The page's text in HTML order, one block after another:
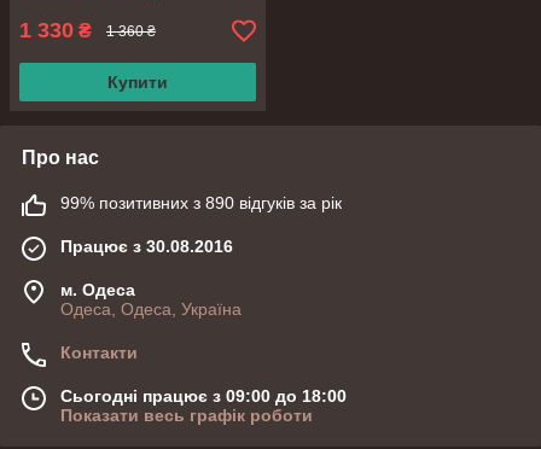
1 330 ₴ 1 360 ₴
Купити
Про нас
99% позитивних з 890 відгуків за рік
Працює з 30.08.2016
м. Одеса
Одеса, Одеса, Україна
Контакти
Сьогодні працює з 09:00 до 18:00
Показати весь графік роботи